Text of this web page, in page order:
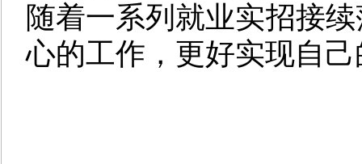
随着一系列就业实招接
心的工作，更好实现自